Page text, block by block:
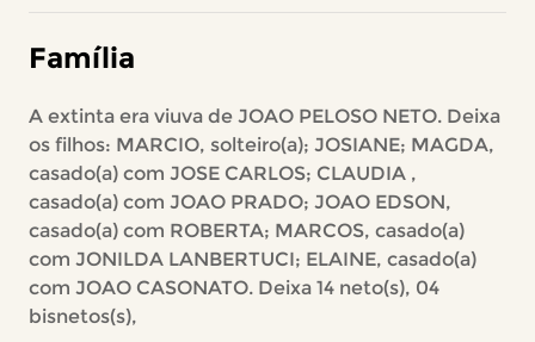
Família
A extinta era viuva de JOAO PELOSO NETO. Deixa
os filhos: MARCIO, solteiro(a); JOSIANE; MAGDA,
casado(a) com JOSE CARLOS; CLAUDIA ,
casado(a) com JOAO PRADO; JOAO EDSON,
casado(a) com ROBERTA; MARCOS, casado(a)
com JONILDA LANBERTUCI; ELAINE, casado(a)
com JOAO CASONATO. Deixa 14 neto(s), 04
bisnetos(s),